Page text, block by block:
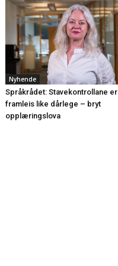
Nyhende
Språkrådet: Stavekontrollane er
framleis like dårlege – bryt
opplæringslova